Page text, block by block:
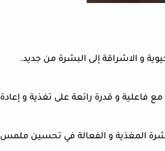
و الاشراقة إلى البشرة من جديد.
و قدرة رائعة على تغذية و إعادة
المغذية و الفعالة في تحسين ملمس